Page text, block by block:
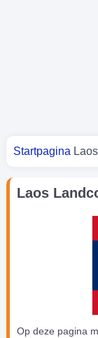
Je bent
Startpagina Laos
Laos
Op deze pagina